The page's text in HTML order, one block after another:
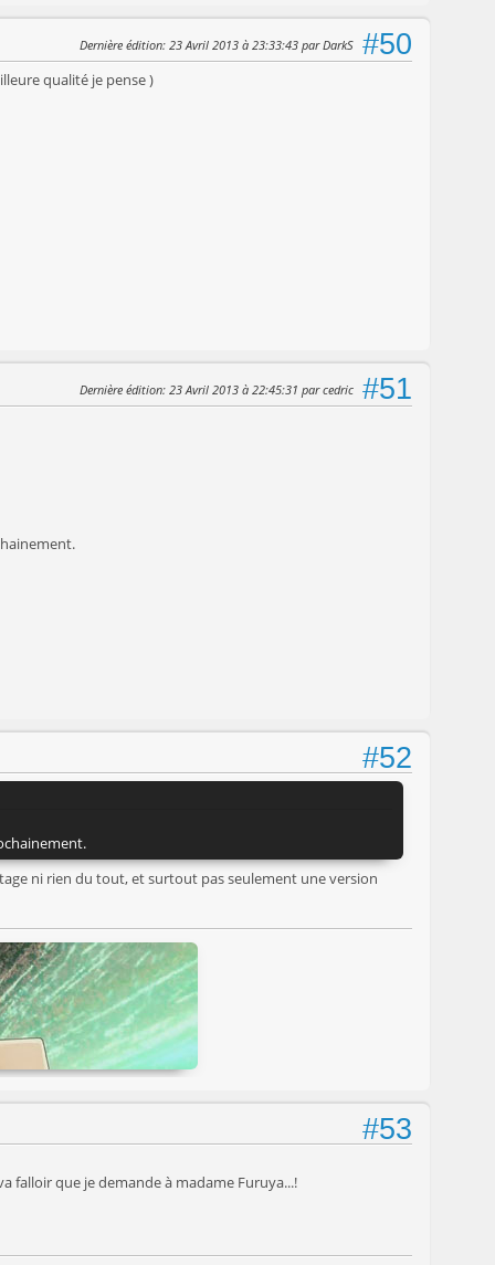
#50
Dernière édition: 23 Avril 2013 à 23:33:43 par DarkS
qualité je pense )
#51
Dernière édition: 23 Avril 2013 à 22:45:31 par cedric
#52
ni rien du tout, et surtout pas seulement une version
#53
falloir que je demande à madame Furuya...!